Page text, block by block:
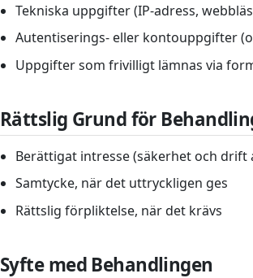
Tekniska uppgifter (IP-adress,
Autentiserings- eller kontouppgifter
Uppgifter som frivilligt lämnas via
Rättslig Grund för
Berättigat intresse (säkerhet och drift
Samtycke, när det uttryckligen ges
Rättslig förpliktelse, när det krävs
Syfte med Behandlingen